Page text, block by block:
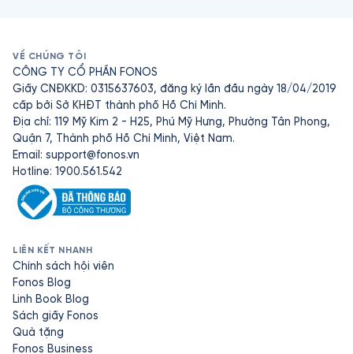
VỀ CHÚNG TÔI
CÔNG TY CỔ PHẦN FONOS
Giấy CNĐKKD: 0315637603, đăng ký lần đầu ngày 18/04/2019
cấp bởi Sở KHĐT thành phố Hồ Chí Minh.
Địa chỉ: 119 Mỹ Kim 2 - H25, Phú Mỹ Hưng, Phường Tân Phong,
Quận 7, Thành phố Hồ Chí Minh, Việt Nam.
Email: support@fonos.vn
Hotline: 1900.561.542
LIÊN KẾT NHANH
Chính sách hội viên
Fonos Blog
Linh Book Blog
Sách giấy Fonos
Quà tặng
Fonos Business